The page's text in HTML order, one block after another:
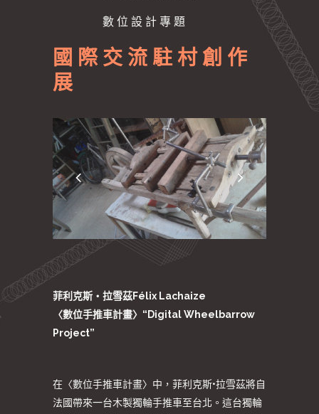
數 位 設 計 專 題
國 際 交 流 駐 村 創 作
展
菲利克斯‧拉雪茲Félix Lachaize
〈數位手推車計畫〉“Digital Wheelbarrow
Project”
在〈數位手推車計畫〉中，菲利克斯•拉雪茲將自
法國帶來一台木製獨輪手推車至台北。這台獨輪